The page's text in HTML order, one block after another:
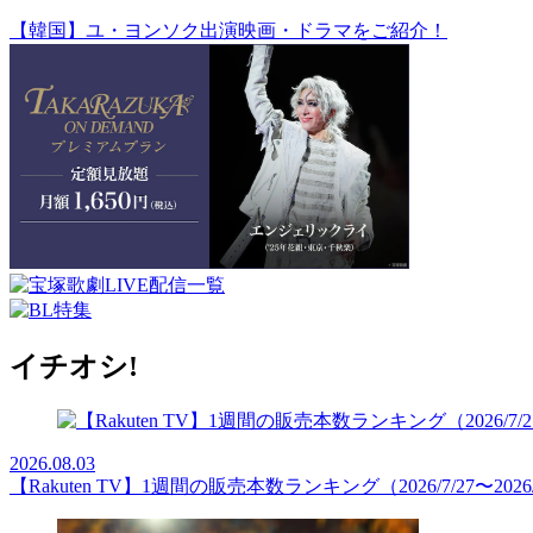
【韓国】ユ・ヨンソク出演映画・ドラマをご紹介！
イチオシ!
2026.08.03
【Rakuten TV】1週間の販売本数ランキング（2026/7/27〜